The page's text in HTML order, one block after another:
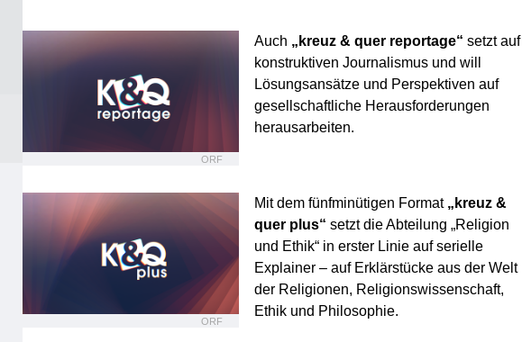
ORF
Auch „kreuz & quer reportage“setzt auf
konstruktiven Journalismus und will
Lösungsansätze und Perspektiven auf
gesellschaftliche Herausforderungen
herausarbeiten.
ORF
Mit dem fünfminütigen Format „kreuz &
quer plus“setzt die Abteilung „Religion
und Ethik“ in erster Linie auf serielle
Explainer – auf Erklärstücke aus der Welt
der Religionen, Religionswissenschaft,
Ethik und Philosophie.